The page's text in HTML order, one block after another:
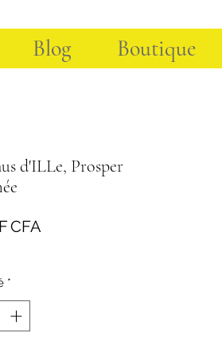
Blog Boutique
d'ILLe, Prosper
CFA
*